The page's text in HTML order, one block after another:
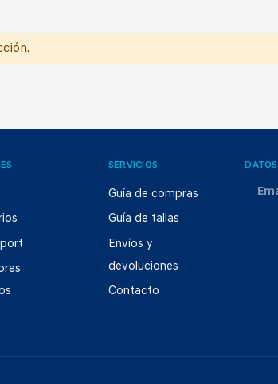
SERVICIOS
Guía de compras
Guía de tallas
Envíos y
devoluciones
Contacto